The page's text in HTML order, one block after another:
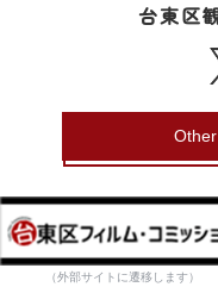
台東区
（外部サイトに遷移します）